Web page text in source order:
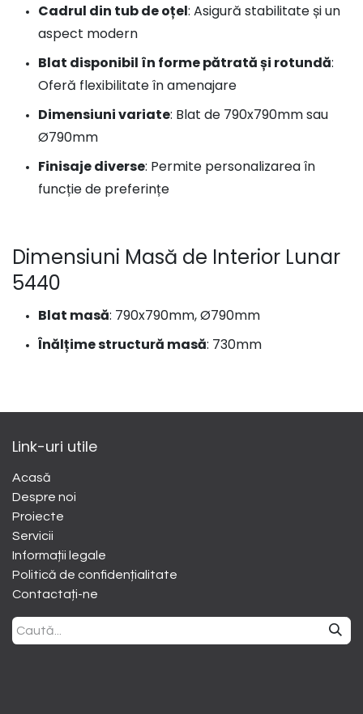
Cadrul din tub de oțel: Asigură stabilitate și un
aspect modern
Blat disponibil în forme pătrată și rotundă:
Oferă flexibilitate în amenajare
Dimensiuni variate: Blat de 790x790mm sau
Ø790mm
Finisaje diverse: Permite personalizarea în
funcție de preferințe
Dimensiuni Masă de Interior Lunar
5440
Blat masă: 790x790mm, Ø790mm
Înălțime structură masă: 730mm
Link-uri utile
Acasă
Despre noi
​Proiecte
Servicii
Informații legale
Politică de confidențialitate
Contactați-ne